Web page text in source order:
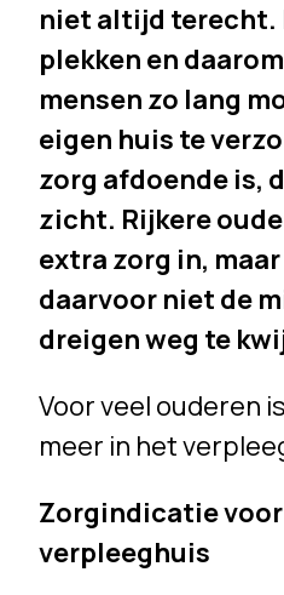
niet altijd terecht.
plekken en
mensen zo lang
eigen huis te
zorg afdoende is,
zicht. Rijkere
extra zorg in,
daarvoor niet de
dreigen weg te
Voor veel ouderen
meer in het
Zorgindicatie
verpleeghuis